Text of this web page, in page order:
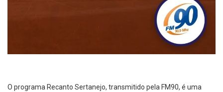
O programa Recanto Sertanejo, transmitido pela FM90, é uma